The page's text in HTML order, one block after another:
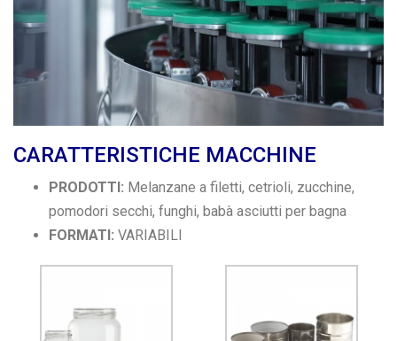
CARATTERISTICHE MACCHINE
PRODOTTI: Melanzane a filetti, cetrioli, zucchine,
pomodori secchi, funghi, babà asciutti per bagna
FORMATI: VARIABILI